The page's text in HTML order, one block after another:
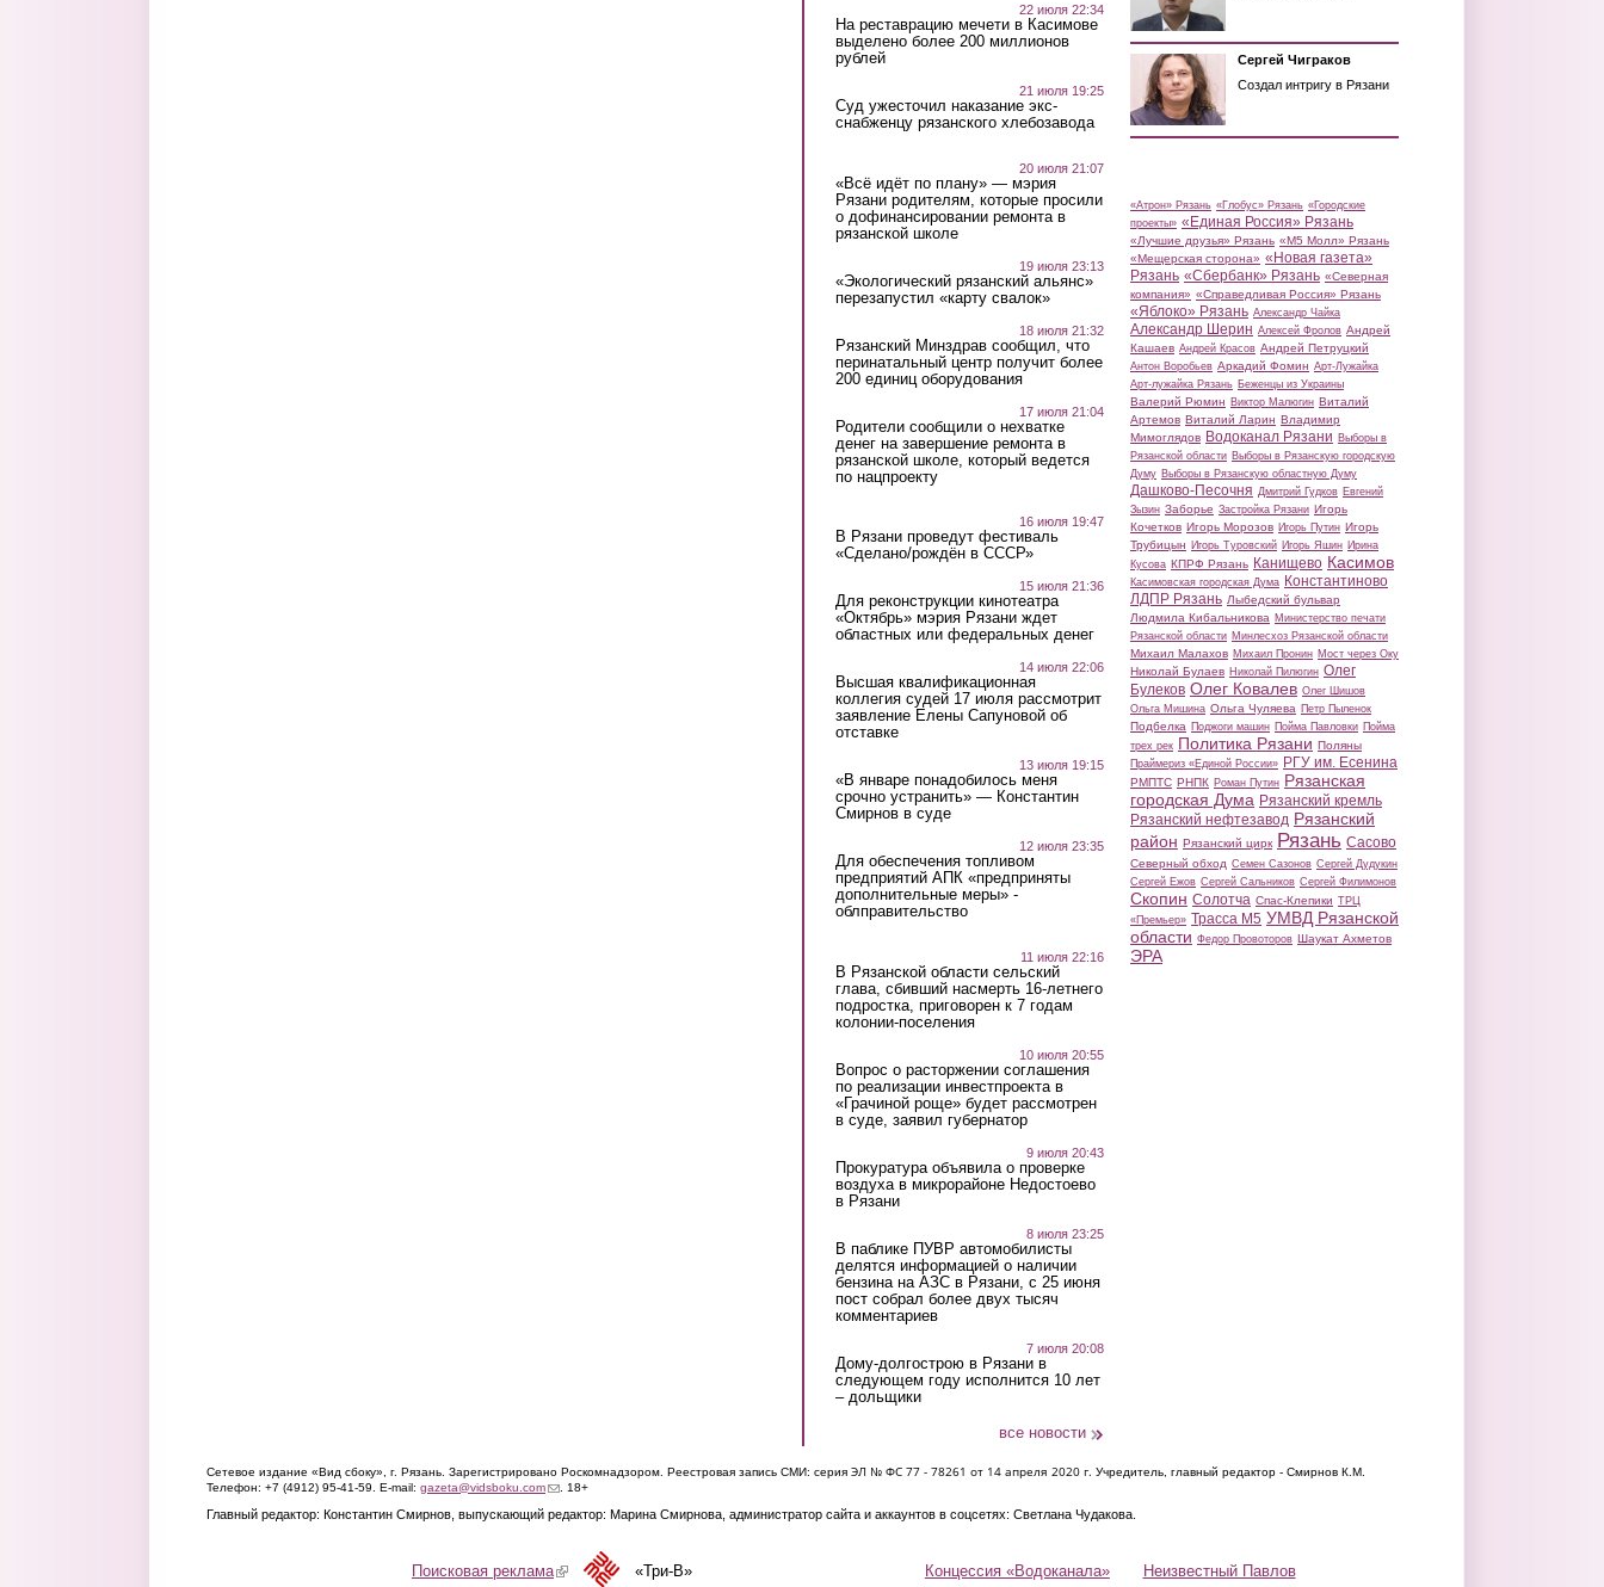
22 июля 22:34
На реставрацию мечети в Касимове
выделено более 200 миллионов
рублей
21 июля 19:25
Суд ужесточил наказание экс-
снабженцу рязанского хлебозавода
20 июля 21:07
«Всё идёт по плану» — мэрия
Рязани родителям, которые просили
о дофинансировании ремонта в
рязанской школе
19 июля 23:13
«Экологический рязанский альянс»
перезапустил «карту свалок»
18 июля 21:32
Рязанский Минздрав сообщил, что
перинатальный центр получит более
200 единиц оборудования
17 июля 21:04
Родители сообщили о нехватке
денег на завершение ремонта в
рязанской школе, который ведется
по нацпроекту
16 июля 19:47
В Рязани проведут фестиваль
«Сделано/рождён в СССР»
15 июля 21:36
Для реконструкции кинотеатра
«Октябрь» мэрия Рязани ждет
областных или федеральных денег
14 июля 22:06
Высшая квалификационная
коллегия судей 17 июля рассмотрит
заявление Елены Сапуновой об
отставке
13 июля 19:15
«В январе понадобилось меня
срочно устранить» — Константин
Смирнов в суде
12 июля 23:35
Для обеспечения топливом
предприятий АПК «предприняты
дополнительные меры» -
облправительство
11 июля 22:16
В Рязанской области сельский
глава, сбивший насмерть 16-летнего
подростка, приговорен к 7 годам
колонии-поселения
10 июля 20:55
Вопрос о расторжении соглашения
по реализации инвестпроекта в
«Грачиной роще» будет рассмотрен
в суде, заявил губернатор
9 июля 20:43
Прокуратура объявила о проверке
воздуха в микрорайоне Недостоево
в Рязани
8 июля 23:25
В паблике ПУВР автомобилисты
делятся информацией о наличии
бензина на АЗС в Рязани, с 25 июня
пост собрал более двух тысяч
комментариев
7 июля 20:08
Дому-долгострою в Рязани в
следующем году исполнится 10 лет
– дольщики
все новости
Сергей Чиграков
Создал интригу в Рязани
«Атрон» Рязань «Глобус» Рязань «Городские
проекты» «Единая Россия» Рязань
«Лучшие друзья» Рязань «М5 Молл» Рязань
«Мещерская сторона» «Новая газета»
Рязань «Сбербанк» Рязань «Северная
компания» «Справедливая Россия» Рязань
«Яблоко» Рязань Александр Чайка
Александр Шерин Алексей Фролов Андрей
Кашаев Андрей Красов Андрей Петруцкий
Антон Воробьев Аркадий Фомин Арт-Лужайка
Арт-лужайка Рязань Беженцы из Украины
Валерий Рюмин Виктор Малюгин Виталий
Артемов Виталий Ларин Владимир
Мимоглядов Водоканал Рязани Выборы в
Рязанской области Выборы в Рязанскую городскую
Думу Выборы в Рязанскую областную Думу
Дашково-Песочня Дмитрий Гудков Евгений
Зызин Заборье Застройка Рязани Игорь
Кочетков Игорь Морозов Игорь Путин Игорь
Трубицын Игорь Туровский Игорь Яшин Ирина
Кусова КПРФ Рязань Канищево Касимов
Касимовская городская Дума Константиново
ЛДПР Рязань Лыбедский бульвар
Людмила Кибальникова Министерство печати
Рязанской области Минлесхоз Рязанской области
Михаил Малахов Михаил Пронин Мост через Оку
Николай Булаев Николай Пилюгин Олег
Булеков Олег Ковалев Олег Шишов
Ольга Мишина Ольга Чуляева Петр Пыленок
Подбелка Поджоги машин Пойма Павловки Пойма
трех рек Политика Рязани Поляны
Праймериз «Единой России» РГУ им. Есенина
РМПТС РНПК Роман Путин Рязанская
городская Дума Рязанский кремль
Рязанский нефтезавод Рязанский
район Рязанский цирк Рязань Сасово
Северный обход Семен Сазонов Сергей Дудукин
Сергей Ежов Сергей Сальников Сергей Филимонов
Скопин Солотча Спас-Клепики ТРЦ
«Премьер» Трасса М5 УМВД Рязанской
области Федор Провоторов Шаукат Ахметов
ЭРА
Сетевое издание «Вид сбоку», г. Рязань. Зарегистрировано Роскомнадзором. Реестровая запись СМИ: серия ЭЛ № ФС 77 - 78261 от 14 апреля 2020 г. Учредитель, главный редактор - Смирнов К.М.
Телефон: +7 (4912) 95-41-59. E-mail: gazeta@vidsboku.com(link sends e-mail)
. 18+
Главный редактор: Константин Смирнов, выпускающий редактор: Марина Смирнова, администратор сайта и аккаунтов в соцсетях: Светлана Чудакова.
Концессия «Водоканала» Неизвестный Павлов
Поисковая реклама(link is external)«Три-В»